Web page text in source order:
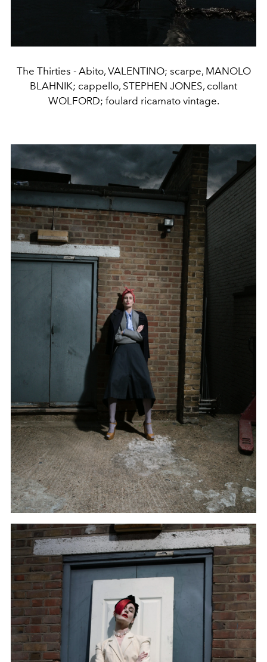
The Thirties - Abito, VALENTINO; scarpe, MANOLO
BLAHNIK; cappello, STEPHEN JONES, collant
WOLFORD; foulard ricamato vintage.